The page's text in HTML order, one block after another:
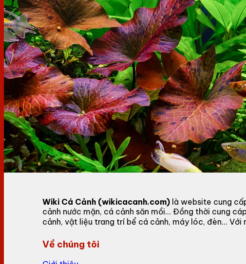
Wiki Cá Cảnh (wikicacanh.com) là website cung
cảnh nước mặn, cá cảnh săn mồi... Đồng thời cung
cảnh, vật liệu trang trí bể cá cảnh, máy lóc, đèn...
Về chúng tôi